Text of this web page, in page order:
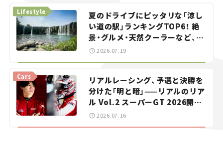
夏のドライブにピッタリな「涼し
い道の駅」ランキングTOP6！ 絶
景・グルメ・天然クーラーなど、避
暑におすすめのスポットを紹介
Lifestyle
2026.07.19
リアルレーシング、予選と決勝を
分けた「明と暗」——リアルのリア
ル Vol.2 スーパーGT 2026開幕
戦 岡山国際サーキット
Cars
2026.07.16